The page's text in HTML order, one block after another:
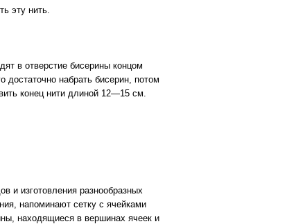
эту нить.
в отверстие бисерины концом
набрать бисерин, потом
конец нити длиной 12—15 см.
и изготовления разнообразных
напоминают сетку с ячейками
находящиеся в вершинах ячеек и